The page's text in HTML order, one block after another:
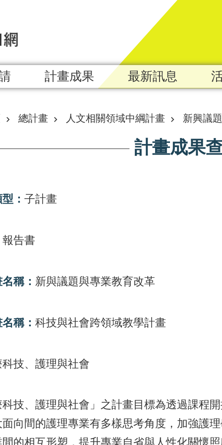
計畫成果 最新訊息
總計畫 人文相關領域中綱計畫 新興議
計畫成果
： 子計畫
報告書
稱： 新與議題與專業教育改革
稱： 科技與社會跨領域教學計畫
技、護理與社會
技、護理與社會」之計畫目標為透過課程
向間的護理專業有多樣思考角度，加強護
的相互形塑，提升專業自省與人性化關懷